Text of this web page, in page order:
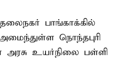
பாங்காக்கில்
நொந்தபுரி
உயர்நிலை பள்ளி